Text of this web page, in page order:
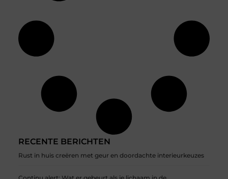
RECENTE BERICHTEN
Rust in huis creëren met geur en doordachte interieurkeuzes